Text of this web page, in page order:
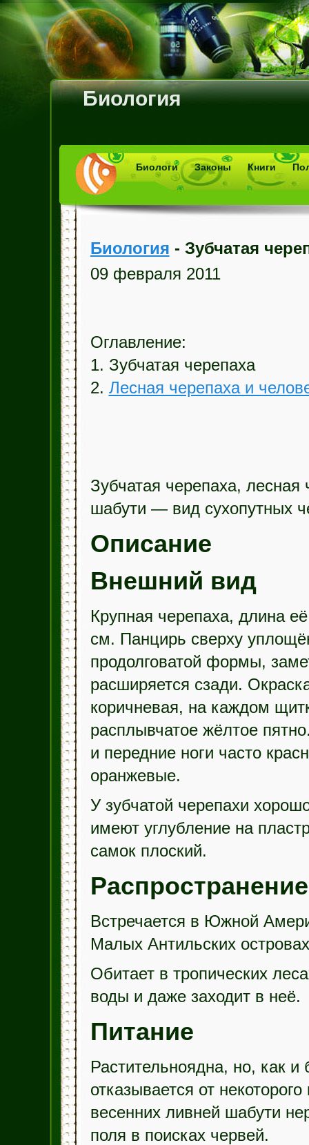
Биология
Биологи Законы Книги
Биология - Зубчатая
09 февраля 2011
Оглавление:
1. Зубчатая черепаха
2. Лесная черепаха и
Зубчатая черепаха, лесная
шабути — вид сухопутных
Описание
Внешний вид
Крупная черепаха, длина
см. Панцирь сверху
продолговатой формы,
расширяется сзади.
коричневая, на каждом
расплывчатое жёлтое
и передние ноги часто
оранжевые.
У зубчатой черепахи
имеют углубление на
самок плоский.
Встречается в Южной
Малых Антильских
Обитает в тропических
воды и даже заходит в неё.
Питание
Растительноядна, но, как
отказывается от
весенних ливней шабути
поля в поисках червей.